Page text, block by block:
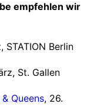
empfehlen wir
STATION Berlin
St. Gallen
Queens, 26.